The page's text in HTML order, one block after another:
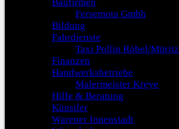
Fersemota Gmbh
Bildung
Fahrdienste
Taxi Pollin Röbel/Müritz
Finanzen
Handwerksbetriebe
Malermeister Kreye
Hilfe & Beratung
Künstler
Warener Innenstadt